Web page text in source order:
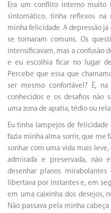
Era um conflito interno muito
sintomático, tinha reflexos na
minha felicidade. A depressão
se tornaram comuns. Os
intensificavam, mas a confusão
e eu escolhia ficar no lugar
Percebe que essa que
ser mesmo confortável? É,
conhecidos e os desafios não
uma zona de apatia, tédio ou
Eu tinha lampejos de
fazia minha alma sorrir, que me
sonhar com uma vida mais
admirada e preservada, não
desenhar planos
libertava por instantes e, em
em uma caixinha dos desejos,
Não passava pela minha